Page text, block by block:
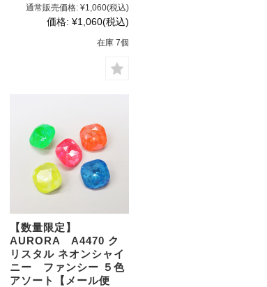
通常販売価格: ¥1,060(税込)
価格: ¥1,060(税込)
在庫 7個
【数量限定】
AURORA A4470 ク
リスタル ネオンシャイ
ニー ファンシー ５色
アソート【メール便